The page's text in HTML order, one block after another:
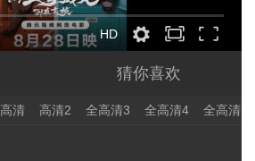
HD
猜你喜欢
高清 高清2 全高清3 全高清4 全高清7